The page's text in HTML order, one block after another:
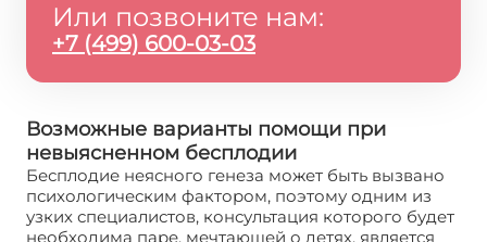
Или позвоните нам:
+7 (499) 600-03-03
Возможные варианты помощи при
невыясненном бесплодии
Бесплодие неясного генеза может быть вызвано
психологическим фактором, поэтому одним из
узких специалистов, консультация которого будет
необходима паре, мечтающей о детях, является